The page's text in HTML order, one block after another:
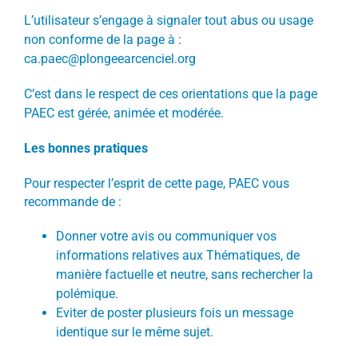
L’utilisateur s’engage à signaler tout abus ou usage
non conforme de la page à :
ca.paec@plongeearcenciel.org
C’est dans le respect de ces orientations que la page
PAEC est gérée, animée et modérée.
Les bonnes pratiques
Pour respecter l’esprit de cette page, PAEC vous
recommande de :
Donner votre avis ou communiquer vos
informations relatives aux Thématiques, de
manière factuelle et neutre, sans rechercher la
polémique.
Eviter de poster plusieurs fois un message
identique sur le même sujet.